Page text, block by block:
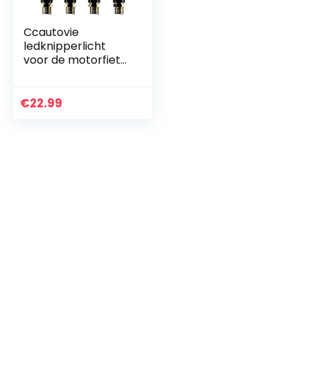
Ccautovie
ledknipperlicht
voor de motorfiets,
ledknipperlicht,
€22.99